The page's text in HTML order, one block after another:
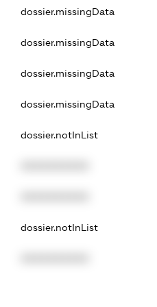
dossier.missingData
dossier.missingData
dossier.missingData
dossier.missingData
dossier.notInList
dossier.notInList